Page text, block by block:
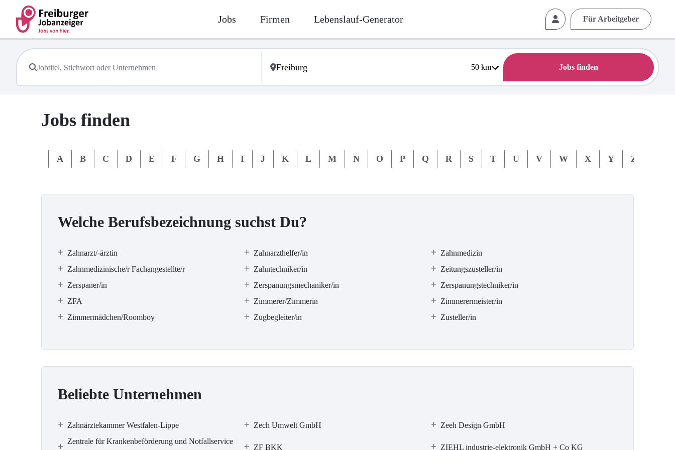
Jobs Firmen Lebenslauf-Generator Für Arbeitgeber
50km Jobs finden
Jobs finden
A B C D E F G H I J K L M N O P Q R S T U V W X Y Z
Welche Berufsbezeichnung suchst Du?
Zahnarzt/-ärztin Zahnarzthelfer/in
Zahnmedizin
Zahnmedizinische/r Fachangestellte/r
Zahntechniker/in
Zeitungszusteller/in
Zerspaner/in
Zerspanungsmechaniker/in
Zerspanungstechniker/in
ZFA
Zimmerer/Zimmerin
Zimmerermeister/in
Zimmermädchen/Roomboy
Zugbegleiter/in Zusteller/in
Beliebte Unternehmen
Zahnärztekammer Westfalen-Lippe Zech Umwelt GmbH
Zeeh Design GmbH
Zentrale für Krankenbeförderung und Notfallservice
ZF BKK ZIEHL industrie-elektronik GmbH + Co KG